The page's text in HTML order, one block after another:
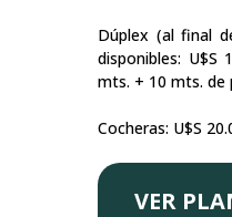
Dúplex (al final
disponibles: U$S
mts. + 10 mts. de
Cocheras: U$S
VER